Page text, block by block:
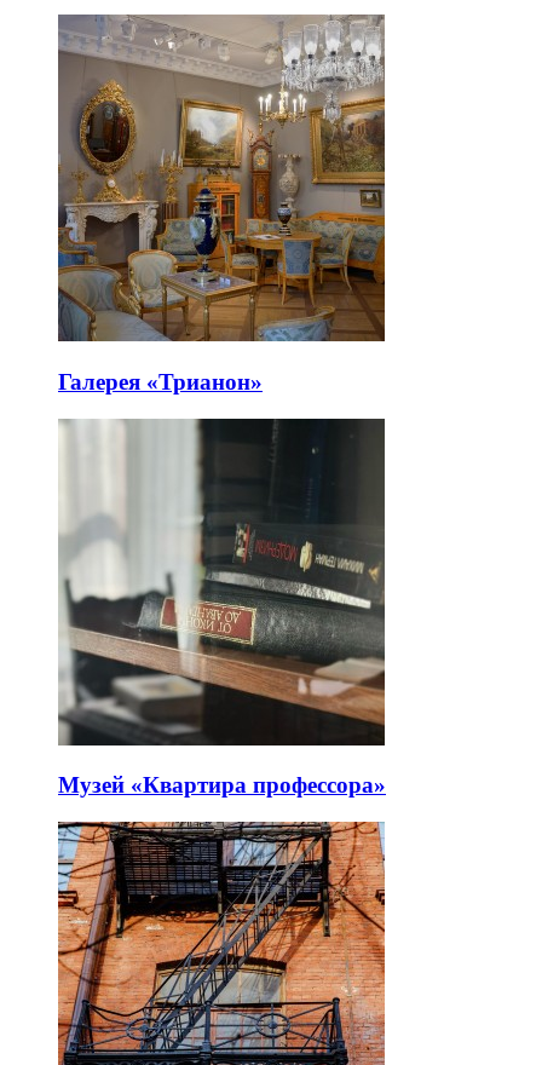
Галерея «Трианон»
Музей «Квартира профессора»